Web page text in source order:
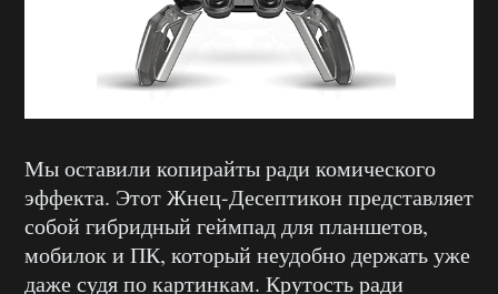
Мы оставили копирайты ради комического
эффекта. Этот Жнец-Десептикон представляет
собой гибридный геймпад для планшетов,
мобилок и ПК, который неудобно держать уже
даже судя по картинкам. Крутость ради